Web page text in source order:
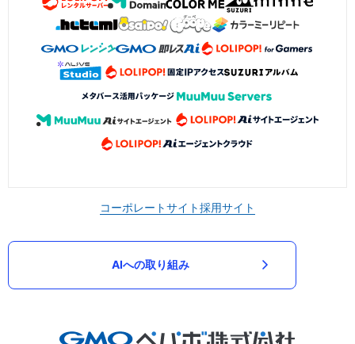
コーポレートサイト採用サイト
AIへの取り組み